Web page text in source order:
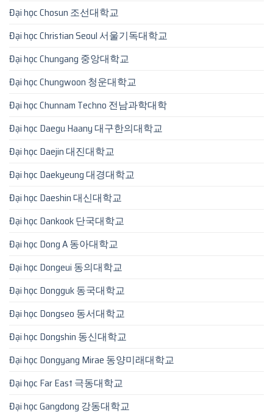
Đại học Chosun 조선대학교
Đại học Christian Seoul 서울기독대학교
Đại học Chungang 중앙대학교
Đại học Chungwoon 청운대학교
Đại học Chunnam Techno 전남과학대학
Đại học Daegu Haany 대구한의대학교
Đại học Daejin 대진대학교
Đại học Daekyeung 대경대학교
Đại học Daeshin 대신대학교
Đại học Dankook 단국대학교
Đại học Dong A 동아대학교
Đại học Dongeui 동의대학교
Đại học Dongguk 동국대학교
Đại học Dongseo 동서대학교
Đại học Dongshin 동신대학교
Đại học Dongyang Mirae 동양미래대학교
Đại học Far East 극동대학교
Đại học Gangdong 강동대학교